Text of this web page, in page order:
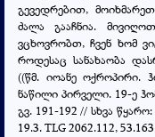
გევედრებით,
ძალა გააჩნია.
ვცხოვრობთ, ჩვენ ხომ
როდესაც სანახაობა
((წმ. იოანე ოქროპირი.
ნაწილი პირველი. 19-ე
გვ. 191-192 // სხვა
19.3. TLG 2062.112,